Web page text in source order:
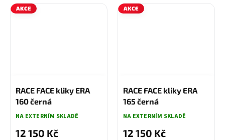
AKCE
RACE FACE kliky ERA
160 černá
NA EXTERNÍM SKLADĚ
12 150 Kč
AKCE
RACE FACE kliky ERA
165 černá
NA EXTERNÍM SKLADĚ
12 150 Kč